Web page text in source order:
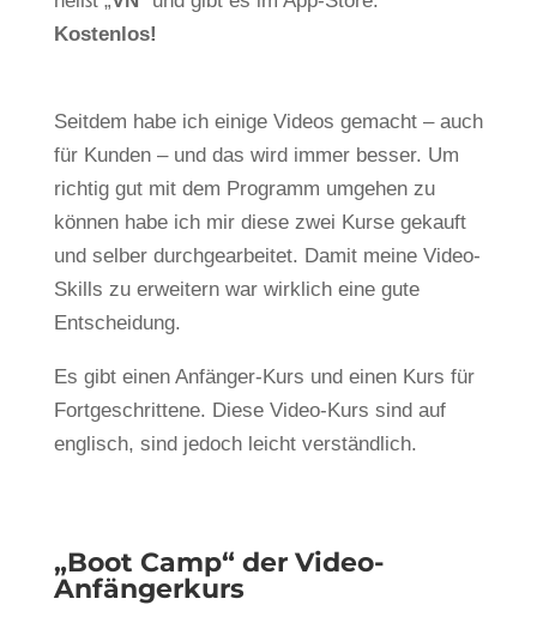
Kostenlos!
Seitdem habe ich einige Videos gemacht – auch
für Kunden – und das wird immer besser. Um
richtig gut mit dem Programm umgehen zu
können habe ich mir diese zwei Kurse gekauft
und selber durchgearbeitet. Damit meine Video-
Skills zu erweitern war wirklich eine gute
Entscheidung.
Es gibt einen Anfänger-Kurs und einen Kurs für
Fortgeschrittene. Diese Video-Kurs sind auf
englisch, sind jedoch leicht verständlich.
„Boot Camp“ der Video-
Anfängerkurs